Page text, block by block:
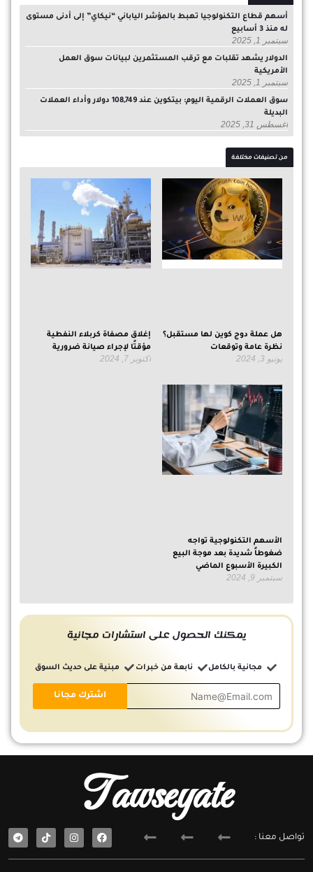
أسهم قطاع التكنولوجيا تهبط بالمؤشر الياباني “نيكاي” إلى أدنى مستوى
له منذ 3 أسابيع
سبتمبر 1, 2025
الدولار يشهد تقلبات مع ترقب المستثمرين لبيانات سوق العمل
الأمريكية
سبتمبر 1, 2025
سوق العملات الرقمية اليوم: بيتكوين عند 108,749 دولار وأداء العملات
البديلة
أغسطس 31, 2025
من تصنيفات مختلفة
هل عملة دوج كوين لها مستقبل؟
نظرة عامة وتوقعات
يونيو 3, 2024
إغلاق مصفاة كربلاء النفطية
مؤقتًا لإجراء صيانة ضرورية
أكتوبر 7, 2024
الأسهم التكنولوجية تواجه
ضغوطاً شديدة بعد موجة البيع
الكبيرة الأسبوع الماضي
سبتمبر 9, 2024
يمكنك الحصول على استشارات مجانية
مجانية بالكامل نابعة من خبرات مبنية على حديث السوق
Tawseyate
تواصل معنا :
F
a
e
T
e
e